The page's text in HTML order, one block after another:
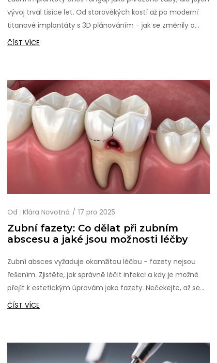
vývoj trval tisíce let. Od starověkých kostí až po moderní
titanové implantáty s 3D plánováním - jak se změnily a
proč dnes fungují tak dobře.
ČÍST VÍCE
Od : Klára Novotná 17 pro 2025
Zubní fazety: Co dělat při zubním
abscesu a jaké jsou možnosti léčby
Zubní absces vyžaduje okamžitou léčbu - fazety nejsou
řešením. Zjistěte, jak správně léčit infekci a kdy je možné
přejít k estetickým úpravám jako fazety. Nečekejte, až se
infekce rozšíří.
ČÍST VÍCE